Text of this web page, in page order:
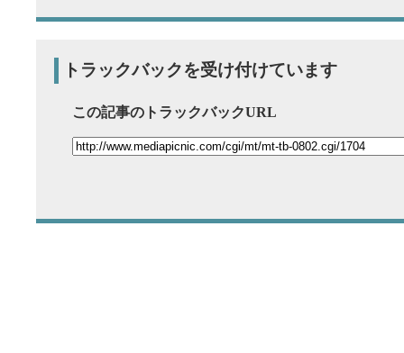
トラックバックを受け付けています
この記事のトラックバックURL